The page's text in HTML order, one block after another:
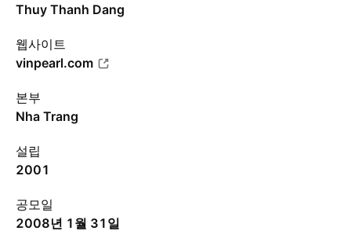
Thuy Thanh Dang
웹사이트
vinpearl.com
본부
Nha Trang
설립
2001
공모일
2008년 1월 31일